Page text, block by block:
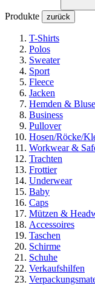
Produkte zurück
T-Shirts
Polos
Sweater
Sport
Fleece
Jacken
Hemden &
Business
Pullover
Hosen/Röcke/
Workwear &
Trachten
Frottier
Underwear
Baby
Caps
Mützen &
Accessoires
Taschen
Schirme
Schuhe
Verkaufshilfen